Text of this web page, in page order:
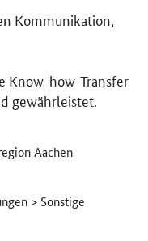
Kommunikation,
Know-how-Transfer
gewährleistet.
Aachen
> Sonstige